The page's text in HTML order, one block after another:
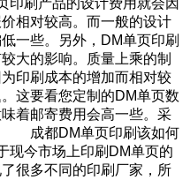
页印刷产品的设计费用就会因
对较高。而一般的设计
一些。另外，DM单页印刷
的影响。质量上乘的制
为印刷成本的增加而相对较
。这要看您定制的DM单页数
味着邮寄费用会高一些。采
。 成都DM单页印刷该如何
现今市场上印刷DM单页的
很多不同的印刷厂家，所